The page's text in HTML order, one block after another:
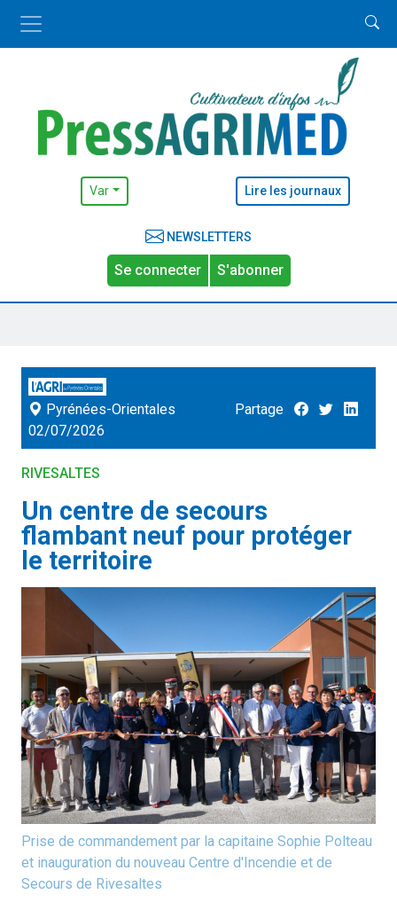
Var Lire les journaux
NEWSLETTERS
Se connecter S'abonner
Pyrénées-Orientales
02/07/2026
Partage
RIVESALTES
Un centre de secours
flambant neuf pour protéger
le territoire
Prise de commandement par la capitaine Sophie Polteau
et inauguration du nouveau Centre d'Incendie et de
Secours de Rivesaltes